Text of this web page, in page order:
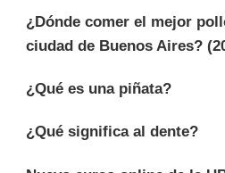
¿Dónde comer el mejor
ciudad de Buenos Aires?
¿Qué es una piñata?
¿Qué significa al dente?